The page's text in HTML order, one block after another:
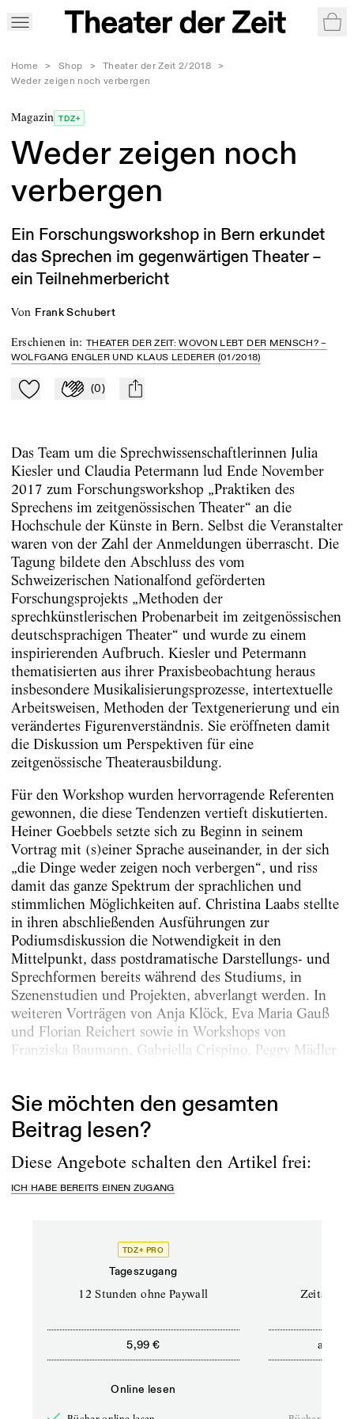
Home > Shop > Theater der Zeit 2/2018
>
Weder zeigen noch verbergen
Magazin TDZ+
Weder zeigen noch
verbergen
Ein Forschungsworkshop in Bern erkundet
das Sprechen im gegenwärtigen Theater –
ein Teilnehmerbericht
von Frank Schubert
Erschienen in:THEATER DER ZEIT: WOVON LEBT DER MENSCH? –
WOLFGANG ENGLER UND KLAUS LEDERER (01/2018)
Zu Mein-TdZ hinzufügen
Applaudieren
(0) mail
Das Team um die Sprechwissenschaftlerinnen Julia
Kiesler und Claudia Petermann lud Ende November
2017 zum Forschungsworkshop „Praktiken des
Sprechens im zeitgenössischen Theater“ an die
Hochschule der Künste in Bern. Selbst die Veranstalter
waren von der Zahl der Anmeldungen überrascht. Die
Tagung bildete den Abschluss des vom
Schweizerischen Nationalfond geförderten
Forschungsprojekts „Methoden der
sprechkünstlerischen Probenarbeit im zeitgenössischen
deutschsprachigen Theater“ und wurde zu einem
inspirierenden Aufbruch. Kiesler und Petermann
thematisierten aus ihrer Praxisbeobachtung heraus
insbesondere Musikalisierungsprozesse, intertextuelle
Arbeitsweisen, Methoden der Textgenerierung und ein
verändertes Figurenverständnis. Sie eröffneten damit
die Diskussion um Perspektiven für eine
zeitgenössische Theaterausbildung.
Für den Workshop wurden hervorragende Referenten
gewonnen, die diese Tendenzen vertieft diskutierten.
Heiner Goebbels setzte sich zu Beginn in seinem
Vortrag mit (s)einer Sprache auseinander, in der sich
„die Dinge weder zeigen noch verbergen“, und riss
damit das ganze Spektrum der sprachlichen und
stimmlichen Möglichkeiten auf. Christina Laabs stellte
in ihren abschließenden Ausführungen zur
Podiumsdiskussion die Notwendigkeit in den
Mittelpunkt, dass postdramatische Darstellungs- und
Sprechformen bereits während des Studiums, in
Szenenstudien und Projekten, abverlangt werden. In
weiteren Vorträgen von Anja Klöck, Eva Maria Gauß
und Florian Reichert sowie in Workshops von
Franziska Baumann, Gabriella Crispino, Peggy Mädler
Sie möchten den gesamten
Beitrag lesen?
Diese Angebote schalten den Artikel frei:
ICH HABE BEREITS EINEN ZUGANG
TDZ+ PRO
Tageszugang
12 Stunden ohne Paywall
5,99 €
Online lesen
ab